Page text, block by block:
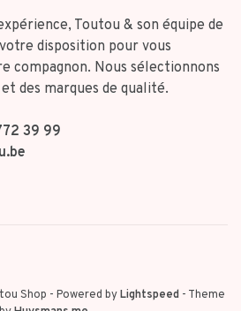
Toutou & son équipe de
disposition pour vous
compagnon. Nous sélectionnons
des marques de qualité.
39 99
Shop - Powered byLightspeed - Theme